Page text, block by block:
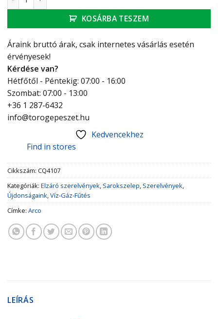
KOSÁRBA TESZEM
Áraink bruttó árak, csak internetes vásárlás esetén
érvényesek!
Kérdése van?
Hétfőtől - Péntekig: 07:00 - 16:00
Szombat: 07:00 - 13:00
+36 1 287-6432
info@torogepeszet.hu
Kedvencekhez
Find in stores
Cikkszám: CQ4107
Kategóriák: Elzáró szerelvények Sarokszelep Szerelvények
Újdonságaink Víz-Gáz-Fűtés
Címke: Arco
LEÍRÁS